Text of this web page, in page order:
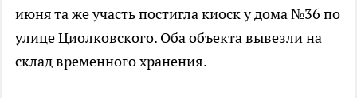
июня та же участь постигла киоск у дома №36 по
улице Циолковского. Оба объекта вывезли на
склад временного хранения.